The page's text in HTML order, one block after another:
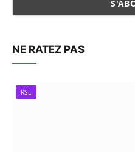
NE RATEZ PAS
RSE